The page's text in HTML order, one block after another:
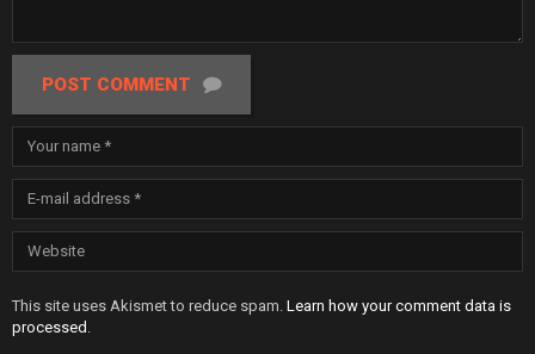
POST COMMENT
This site uses Akismet to reduce spam. Learn how your comment data is
processed